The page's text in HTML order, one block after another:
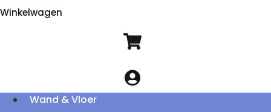
Winkelwagen
Wand & Vloer